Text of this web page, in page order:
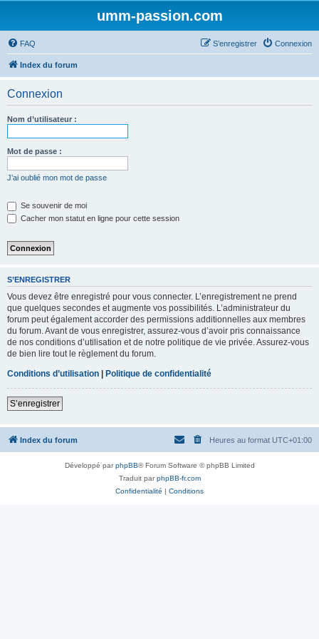
umm-passion.com
FAQ Connexion
S’enregistrer
Index du forum
Connexion
Nom d’utilisateur :
Mot de passe :
J’ai oublié mon mot de passe
Se souvenir de moi
Cacher mon statut en ligne pour cette session
S’ENREGISTRER
Vous devez être enregistré pour vous connecter. L’enregistrement ne prend
que quelques secondes et augmente vos possibilités. L’administrateur du
forum peut également accorder des permissions additionnelles aux membres
du forum. Avant de vous enregistrer, assurez-vous d’avoir pris connaissance
de nos conditions d’utilisation et de notre politique de vie privée. Assurez-vous
de bien lire tout le règlement du forum.
Conditions d’utilisation | Politique de confidentialité
S’enregistrer
Index du forum Heures au format UTC+01:00
Développé parphpBB® Forum Software © phpBB Limited
Traduit parphpBB-fr.com
Confidentialité | Conditions